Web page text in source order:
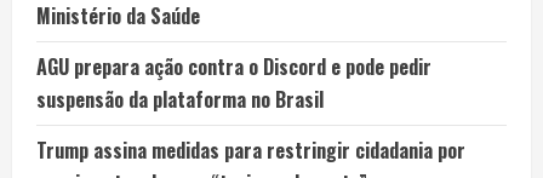
Ministério da Saúde
AGU prepara ação contra o Discord e pode pedir
suspensão da plataforma no Brasil
Trump assina medidas para restringir cidadania por